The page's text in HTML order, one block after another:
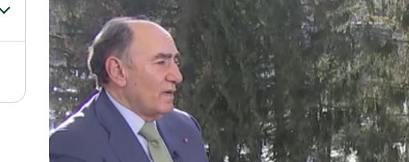
Alternar el submenú para Redes sociales